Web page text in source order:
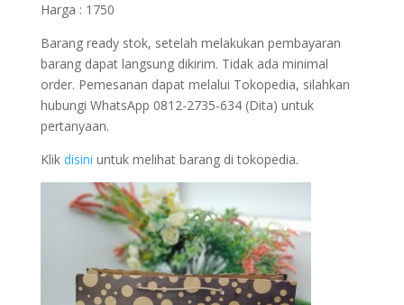
Harga : 1750
Barang ready stok, setelah melakukan pembayaran
barang dapat langsung dikirim. Tidak ada minimal
order. Pemesanan dapat melalui Tokopedia, silahkan
hubungi WhatsApp 0812-2735-634 (Dita) untuk
pertanyaan.
Klik disini untuk melihat barang di tokopedia.